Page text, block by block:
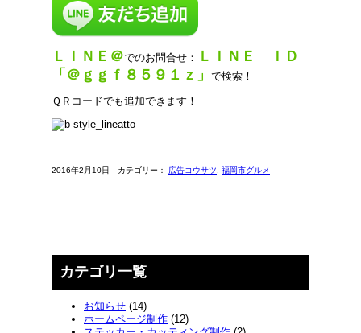
ＬＩＮＥ＠でのお問合せ：
ＬＩＮＥ ＩＤ
「＠ｇｇｆ８５９１ｚ」
で検索！
ＱＲコードでも追加できます！
2016年2月10日 カテゴリー： 広告コウサツ, 福岡市グルメ
カテゴリ一覧
お知らせ (14)
ホームページ制作 (12)